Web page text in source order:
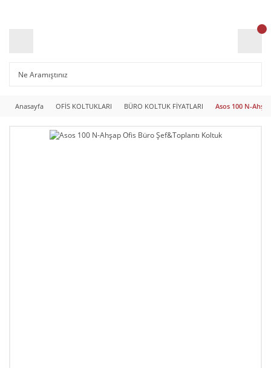
Anasayfa OFİS KOLTUKLARI BÜRO KOLTUK FİYATLARI Asos 100 N-